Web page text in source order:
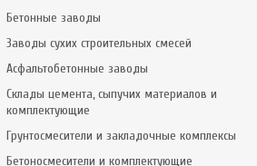
Бетонные заводы
Заводы сухих строительных смесей
Асфальтобетонные заводы
Склады цемента, сыпучих материалов и
комплектующие
Грунтосмесители и закладочные комплексы
Бетоносмесители и комплектующие